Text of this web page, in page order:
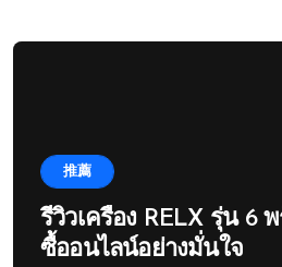
推薦
รีวิวเครื่อง RELX รุ่น 6
ซื้ออนไลน์อย่างมั่นใจ